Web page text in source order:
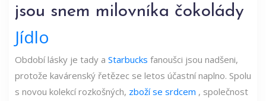
jsou snem milovníka čokolády
Jídlo
Období lásky je tady a Starbucks fanoušci jsou nadšeni,
protože kavárenský řetězec se letos účastní naplno. Spolu
s novou kolekcí rozkošných, zboží se srdcem , společnost